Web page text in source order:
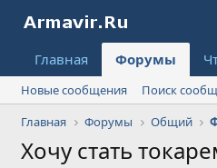
Главная Форумы
Новые сообщения
Поиск
Главная
Форумы Общий
Хочу стать